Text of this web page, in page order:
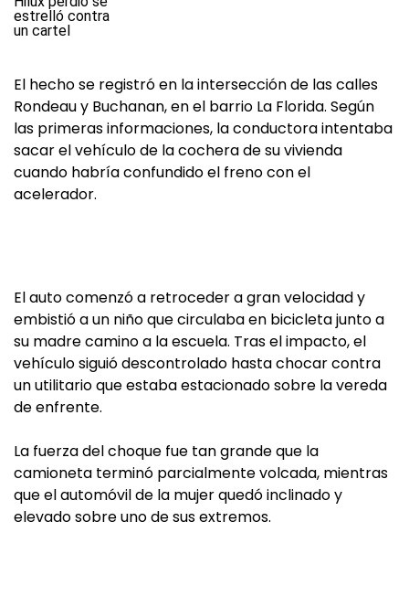
El hecho se registró en la intersección de las calles
Rondeau y Buchanan, en el barrio La Florida. Según
las primeras informaciones, la conductora intentaba
sacar el vehículo de la cochera de su vivienda
cuando habría confundido el freno con el
acelerador.
El auto comenzó a retroceder a gran velocidad y
embistió a un niño que circulaba en bicicleta junto a
su madre camino a la escuela. Tras el impacto, el
vehículo siguió descontrolado hasta chocar contra
un utilitario que estaba estacionado sobre la vereda
de enfrente.
La fuerza del choque fue tan grande que la
camioneta terminó parcialmente volcada, mientras
que el automóvil de la mujer quedó inclinado y
elevado sobre uno de sus extremos.